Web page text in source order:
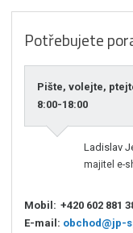
Potřebujete
Pište, volejte,
8:00-18:00
Ladislav
majitel e-
Mobil: +420 602 881
E-mail: obchod@jp-